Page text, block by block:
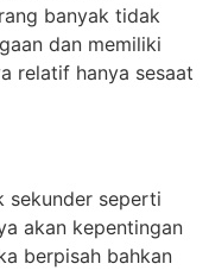
banyak tidak
dan memiliki
relatif hanya sesaat
sekunder seperti
akan kepentingan
berpisah bahkan